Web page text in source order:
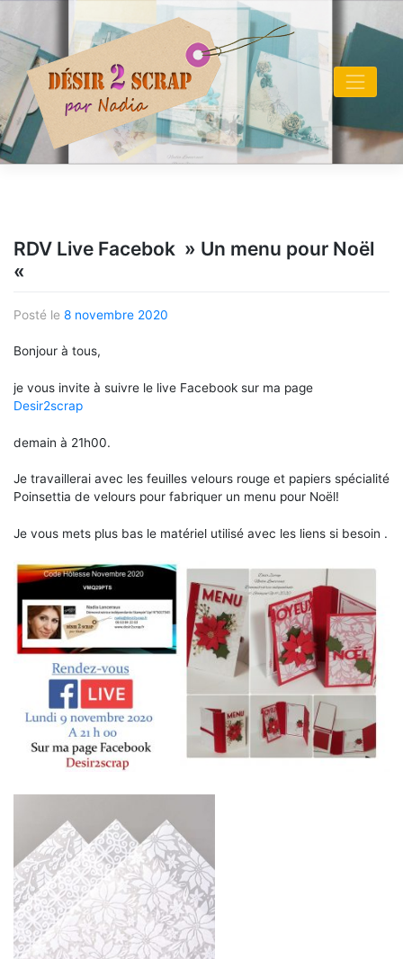
content
RDV Live Facebok » Un menu pour Noël
«
Posté le 8 novembre 2020
Bonjour à tous,
je vous invite à suivre le live Facebook sur ma page
Desir2scrap
demain à 21h00.
Je travaillerai avec les feuilles velours rouge et papiers spécialité
Poinsettia de velours pour fabriquer un menu pour Noël!
Je vous mets plus bas le matériel utilisé avec les liens si besoin .